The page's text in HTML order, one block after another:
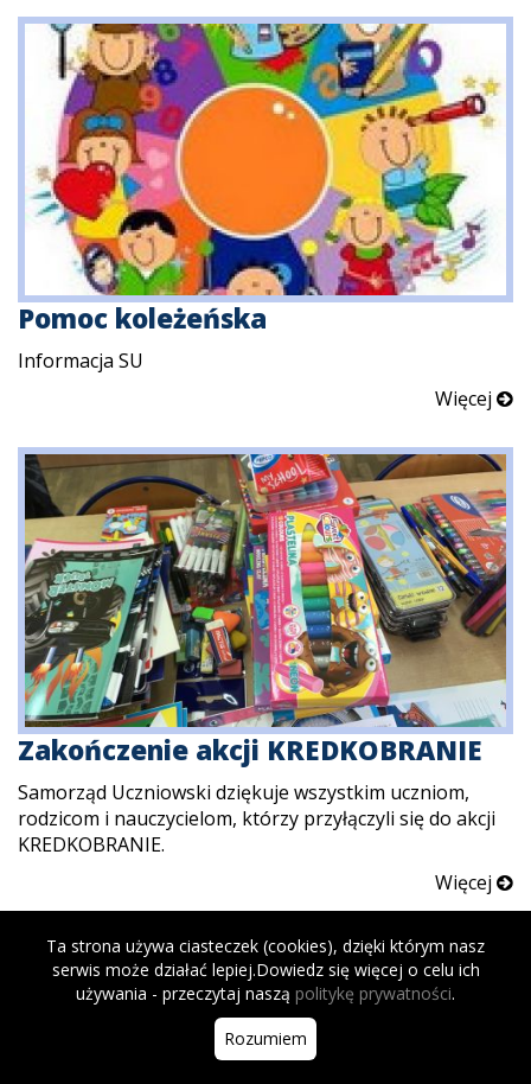
Pomoc koleżeńska
Informacja SU
Więcej
Zakończenie akcji KREDKOBRANIE
Samorząd Uczniowski dziękuje wszystkim uczniom,
rodzicom i nauczycielom, którzy przyłączyli się do akcji
KREDKOBRANIE.
Więcej
Ta strona używa ciasteczek (cookies), dzięki którym nasz
serwis może działać lepiej.Dowiedz się więcej o celu ich
używania - przeczytaj naszą politykę prywatności.
Rozumiem